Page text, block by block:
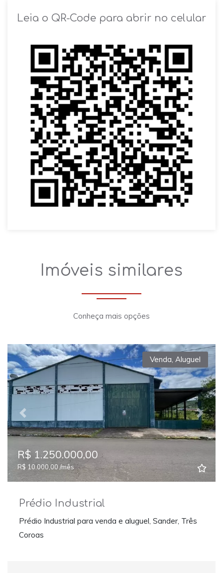
Leia o QR-Code para abrir no celular
Imóveis similares
Conheça mais opções
Previous Next
Venda Aluguel
R$ 1.250.000,00
R$ 10.000,00 /mês
Prédio Industrial
Prédio Industrial para venda e aluguel, Sander, Três
Coroas